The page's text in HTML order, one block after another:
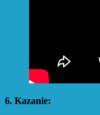
6. Kazanie: